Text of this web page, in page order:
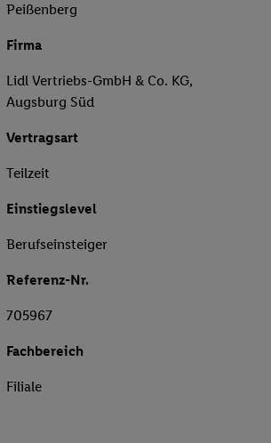
Peißenberg
Firma
Lidl Vertriebs-GmbH & Co. KG,
Augsburg Süd
Vertragsart
Teilzeit
Einstiegslevel
Berufseinsteiger
Referenz-Nr.
705967
Fachbereich
Filiale